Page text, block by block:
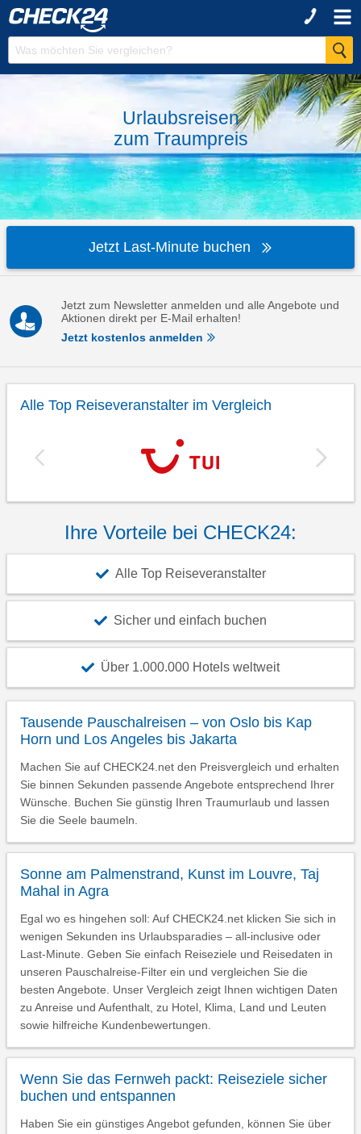
Urlaubsreisen
zum Traumpreis
Jetzt Last-Minute buchen
Jetzt zum Newsletter anmelden und alle Angebote und
Aktionen direkt per E-Mail erhalten!
Jetzt kostenlos anmelden
Alle Top Reiseveranstalter im Vergleich
Ihre Vorteile bei CHECK24:
Alle Top Reiseveranstalter
Sicher und einfach buchen
Über 1.000.000 Hotels weltweit
Tausende Pauschalreisen – von Oslo bis Kap
Horn und Los Angeles bis Jakarta
Machen Sie auf CHECK24.net den Preisvergleich und erhalten
Sie binnen Sekunden passende Angebote entsprechend Ihrer
Wünsche. Buchen Sie günstig Ihren Traumurlaub und lassen
Sie die Seele baumeln.
Sonne am Palmenstrand, Kunst im Louvre, Taj
Mahal in Agra
Egal wo es hingehen soll: Auf CHECK24.net klicken Sie sich in
wenigen Sekunden ins Urlaubsparadies – all-inclusive oder
Last-Minute. Geben Sie einfach Reiseziele und Reisedaten in
unseren Pauschalreise-Filter ein und vergleichen Sie die
besten Angebote. Unser Vergleich zeigt Ihnen wichtigen Daten
zu Anreise und Aufenthalt, zu Hotel, Klima, Land und Leuten
sowie hilfreiche Kundenbewertungen.
Wenn Sie das Fernweh packt: Reiseziele sicher
buchen und entspannen
Haben Sie ein günstiges Angebot gefunden, können Sie über